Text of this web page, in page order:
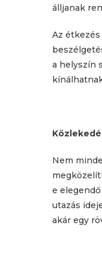
álljanak
Az
a helyszín
Nem
e
utazás
akár egy